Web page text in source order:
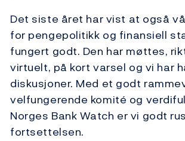
Det siste året har vist at også
for pengepolitikk og finansiell
fungert godt. Den har møttes,
virtuelt, på kort varsel og vi har
diskusjoner. Med et godt
velfungerende komité og
Norges Bank Watch er vi godt
fortsettelsen.